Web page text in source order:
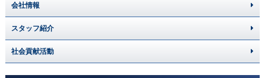
会社情報
スタッフ紹介
社会貢献活動